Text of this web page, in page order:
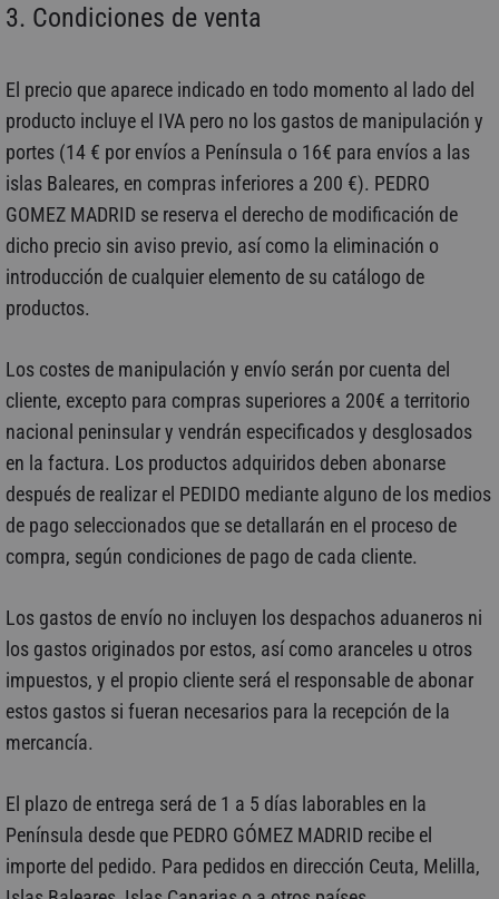
3. Condiciones de venta
El precio que aparece indicado en todo momento al lado del
producto incluye el IVA pero no los gastos de manipulación y
portes (14 € por envíos a Península o 16€ para envíos a las
islas Baleares, en compras inferiores a 200 €). PEDRO
GOMEZ MADRID se reserva el derecho de modificación de
dicho precio sin aviso previo, así como la eliminación o
introducción de cualquier elemento de su catálogo de
productos.
Los costes de manipulación y envío serán por cuenta del
cliente, excepto para compras superiores a 200€ a territorio
nacional peninsular y vendrán especificados y desglosados
en la factura. Los productos adquiridos deben abonarse
después de realizar el PEDIDO mediante alguno de los medios
de pago seleccionados que se detallarán en el proceso de
compra, según condiciones de pago de cada cliente.
Los gastos de envío no incluyen los despachos aduaneros ni
los gastos originados por estos, así como aranceles u otros
impuestos, y el propio cliente será el responsable de abonar
estos gastos si fueran necesarios para la recepción de la
mercancía.
El plazo de entrega será de 1 a 5 días laborables en la
Península desde que PEDRO GÓMEZ MADRID recibe el
importe del pedido. Para pedidos en dirección Ceuta, Melilla,